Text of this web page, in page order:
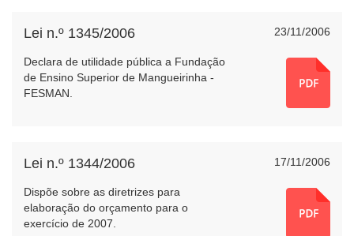
23/11/2006
Lei n.º 1345/2006
Declara de utilidade pública a Fundação
de Ensino Superior de Mangueirinha -
FESMAN.
17/11/2006
Lei n.º 1344/2006
Dispõe sobre as diretrizes para
elaboração do orçamento para o
exercício de 2007.